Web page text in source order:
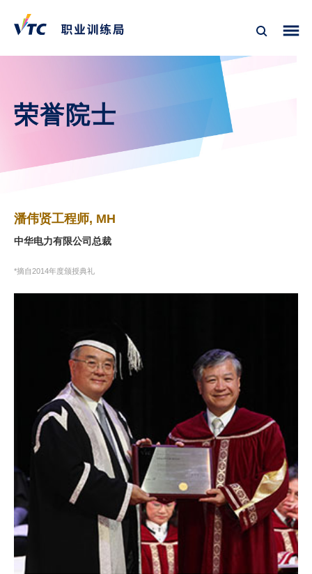
荣誉院士
潘伟贤工程师, MH
中华电力有限公司总裁
*摘自2014年度颁授典礼